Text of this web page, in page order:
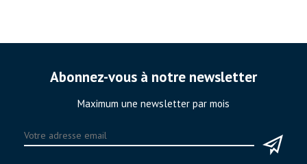
Abonnez-vous à notre newsletter
Maximum une newsletter par mois